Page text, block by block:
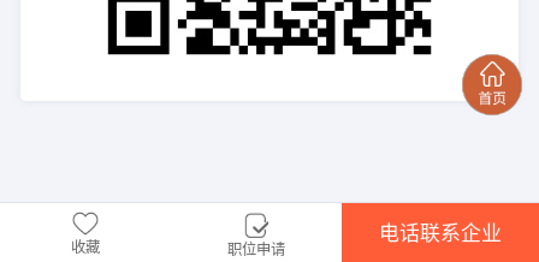
收藏 职位申请
电话联系企业